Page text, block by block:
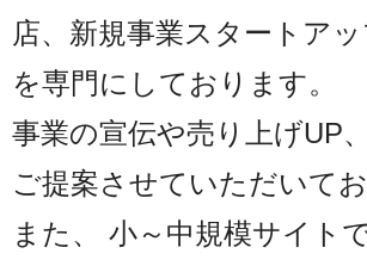
店、新規事業スタートア
を専門にしております。
事業の宣伝や売り上げUP
ご提案させていただいてお
また、 小～中規模サイト